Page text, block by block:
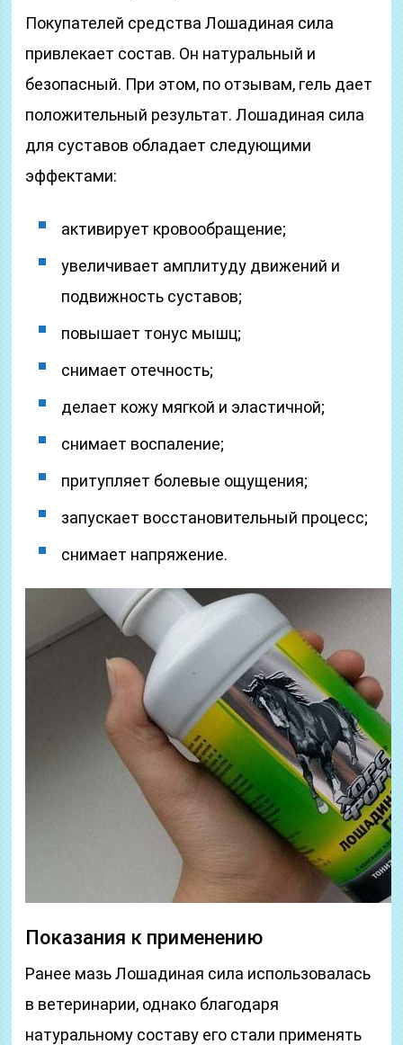
Покупателей средства Лошадиная сила
привлекает состав. Он натуральный и
безопасный. При этом, по отзывам, гель дает
положительный результат. Лошадиная сила
для суставов обладает следующими
эффектами:
активирует кровообращение;
увеличивает амплитуду движений и
подвижность суставов;
повышает тонус мышц;
снимает отечность;
делает кожу мягкой и эластичной;
снимает воспаление;
притупляет болевые ощущения;
запускает восстановительный процесс;
снимает напряжение.
Показания к применению
Ранее мазь Лошадиная сила использовалась
в ветеринарии, однако благодаря
натуральному составу его стали применять